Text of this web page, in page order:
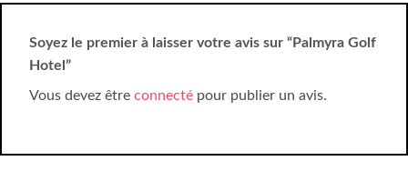
Soyez le premier à laisser votre avis sur “Palmyra Golf
Hotel”
Vous devez être connecté pour publier un avis.